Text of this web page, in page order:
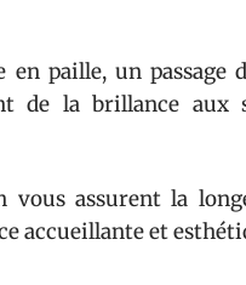
en paille, un
de la brillance aux
vous assurent la
accueillante et